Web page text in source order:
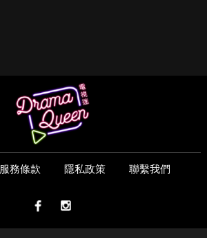
服務條款 隱私政策 聯繫我們